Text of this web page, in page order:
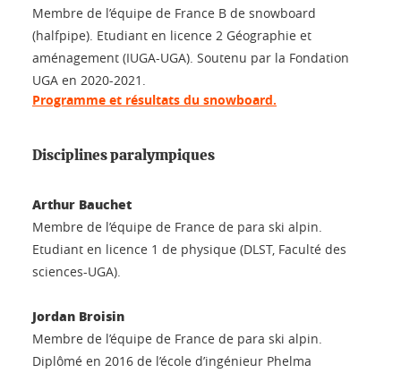
Membre de l’équipe de France B de snowboard
(halfpipe). Etudiant en licence 2 Géographie et
aménagement (IUGA-UGA). Soutenu par la Fondation
UGA en 2020-2021.
Programme et résultats du snowboard.
Disciplines paralympiques
Arthur Bauchet
Membre de l’équipe de France de para ski alpin.
Etudiant en licence 1 de physique (DLST, Faculté des
sciences-UGA).
Jordan Broisin
Membre de l’équipe de France de para ski alpin.
Diplômé en 2016 de l’école d’ingénieur Phelma